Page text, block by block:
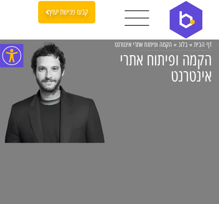
קבעו פגישת יעוץ
דף הבית »בלוג » הקמה ופיתוח אתרי אינטרנט
הקמה ופיתוח אתרי
אינטרנט